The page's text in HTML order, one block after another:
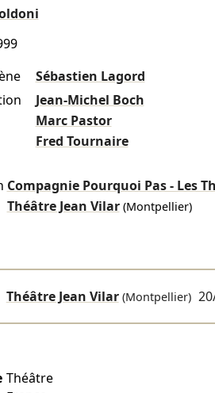
Sébastien Lagord
Jean-Michel Boch
Marc Pastor
Fred Tournaire
Compagnie Pourquoi Pas - Les
Théâtre Jean Vilar(Montpellier)
Théâtre Jean Vilar(Montpellier)
Théâtre